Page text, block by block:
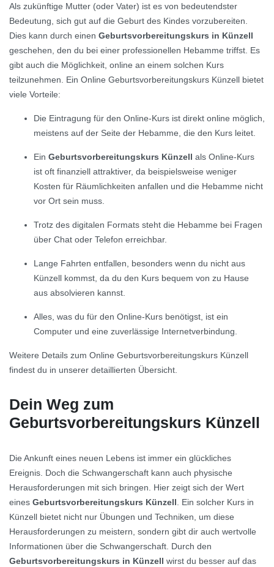
Als zukünftige Mutter (oder Vater) ist es von bedeutendster
Bedeutung, sich gut auf die Geburt des Kindes vorzubereiten.
Dies kann durch einen Geburtsvorbereitungskurs in Künzell
geschehen, den du bei einer professionellen Hebamme triffst. Es
gibt auch die Möglichkeit, online an einem solchen Kurs
teilzunehmen. Ein Online Geburtsvorbereitungskurs Künzell bietet
viele Vorteile:
Die Eintragung für den Online-Kurs ist direkt online möglich,
meistens auf der Seite der Hebamme, die den Kurs leitet.
Ein Geburtsvorbereitungskurs Künzell als Online-Kurs
ist oft finanziell attraktiver, da beispielsweise weniger
Kosten für Räumlichkeiten anfallen und die Hebamme nicht
vor Ort sein muss.
Trotz des digitalen Formats steht die Hebamme bei Fragen
über Chat oder Telefon erreichbar.
Lange Fahrten entfallen, besonders wenn du nicht aus
Künzell kommst, da du den Kurs bequem von zu Hause
aus absolvieren kannst.
Alles, was du für den Online-Kurs benötigst, ist ein
Computer und eine zuverlässige Internetverbindung.
Weitere Details zum Online Geburtsvorbereitungskurs Künzell
findest du in unserer detaillierten Übersicht.
Dein Weg zum
Geburtsvorbereitungskurs Künzell
Die Ankunft eines neuen Lebens ist immer ein glückliches
Ereignis. Doch die Schwangerschaft kann auch physische
Herausforderungen mit sich bringen. Hier zeigt sich der Wert
eines Geburtsvorbereitungskurs Künzell. Ein solcher Kurs in
Künzell bietet nicht nur Übungen und Techniken, um diese
Herausforderungen zu meistern, sondern gibt dir auch wertvolle
Informationen über die Schwangerschaft. Durch den
Geburtsvorbereitungskurs in Künzell wirst du besser auf das